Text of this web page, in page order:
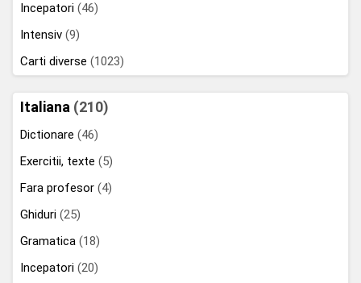
Incepatori (46)
Intensiv (9)
Carti diverse (1023)
Italiana (210)
Dictionare (46)
Exercitii, texte (5)
Fara profesor (4)
Ghiduri (25)
Gramatica (18)
Incepatori (20)